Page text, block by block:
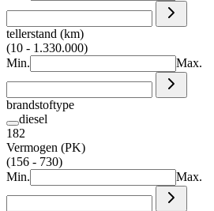
tellerstand (km)
(10 - 1.330.000)
Min.
Max.
brandstoftype
diesel
182
Vermogen (PK)
(156 - 730)
Min.
Max.